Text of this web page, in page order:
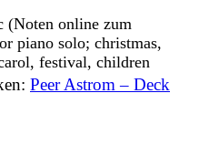
(Noten online zum
piano solo; christmas,
festival, children
Peer Astrom – Deck